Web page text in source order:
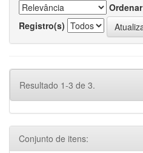
Ordenar
Registro(s)
Resultado 1-3 de 3.
Conjunto de itens: